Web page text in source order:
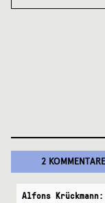
2 KOMMENTARE
Alfons Krückmann: